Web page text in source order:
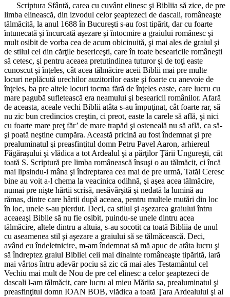
Scriptura Sfântă, carea cu cuvânt elinesc şi Bibliia să zice, de pre
limba elinească, din izvodul celor şeaptezeci de dascali, româneaşte
tălmăcită, la anul 1688 în Bucureşti s-au fost tipărit, dar cu foarte
întunecată şi încurcată aşezare şi întocmire a graiului românesc şi
mult osibit de vorba cea de acum obicinuită, şi mai ales de graiul şi
de stilul cel din cărţile besericeşti, care în toate besearicile româneşti
să cetesc, şi pentru aceaea pretutindinea tuturor şi de toţi easte
cunoscut şi înţeles, cât acea tălmăcire aceii Biblii mai pre multe
locuri neplăcută urechilor auzitorilor easte şi foarte cu anevoie de
înţeles, ba pre altele locuri tocma fără de înţeles easte, care lucru cu
mare pagubă sufletească era neamului şi besearicii românilor. Afară
de aceasta, aceale vechi Biblii atâta s-au împuţinat, cât foarte rar, să
nu zic bun credincios creştin, ci preot, easte la carele să află, şi nici
cu foarte mare preţ făr’ de mare trapăd şi osteneală nu să află, ca să-
şi poată neştine cumpăra. Această pricină au fost îndemnat şi pre
prealuminatul şi preasfinţitul domn Petru Pavel Aaron, arhiereul
Făgăraşului şi vlădica a tot Ardealul şi a părţilor Ţării Ungureşti, cât
toată S. Scriptură pre limba românească însuşi o au tălmăcit, ci încă
mai lipsindu-i mâna şi îndreptarea cea mai de pre urmă, Tatăl Ceresc
bine au voit a-l chema la veacinica odihnă, şi aşea acea tălmăcire,
numai pre nişte hârtii scrisă, nesăvârşită şi nedată la lumină au
rămas, dintre care hârtii după aceaea, pentru multele mutări din loc
în loc, unele s-au pierdut. Deci, ca stilul şi aşezarea graiului întru
aceaeaşi Biblie să nu fie osibit, puindu-se unele dintru acea
tălmăcire, altele dintru a altuia, s-au socotit ca toată Bibliia de unul
cu aseamenea stil şi aşezare a graiului să se tălmăcească. Deci,
având eu îndeletnicire, m-am îndemnat să mă apuc de atâta lucru şi
să îndreptez graiul Bibliei ceii mai dinainte româneaşte tipărită, iară
mai vârtos întru adevăr pociu să zic că mai ales Testamântul cel
Vechiu mai mult de Nou de pre cel elinesc a celor şeaptezeci de
dascali l-am tălmăcit, care lucru al mieu Măriia sa, prealuminatul şi
preasfinţitul domn IOAN BOB, vlădica a toată Ţara Ardealului şi al